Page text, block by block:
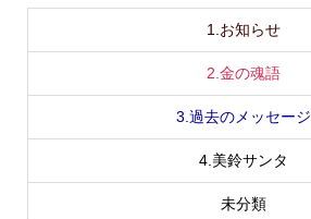
1.お知らせ
2.金の魂語
3.過去のメッセージ
4.美鈴サンタ
未分類